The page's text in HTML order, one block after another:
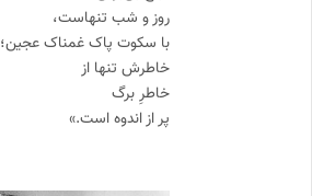
روز و شب تنهاست،
با سکوت پاک غمناک عجین؛
خاطرش تنها از
خاطرِ برگ
پر از اندوه است.»